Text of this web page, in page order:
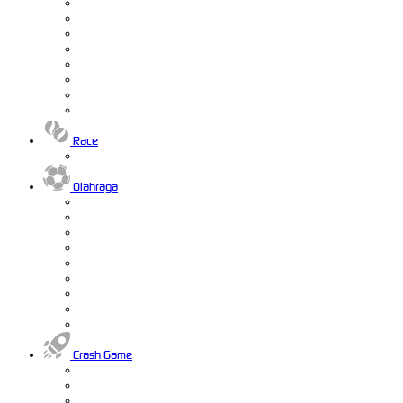
Race
Olahraga
Crash Game